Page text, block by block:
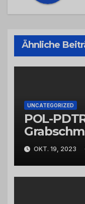
Ähnliche
UNCATEGORIZED
POL-
OKT. 19, 2023